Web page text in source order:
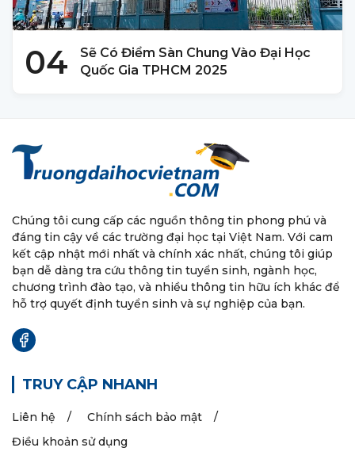
04
Sẽ Có Điểm Sàn Chung Vào Đại Học
Quốc Gia TPHCM 2025
Chúng tôi cung cấp các nguồn thông tin phong phú và
đáng tin cậy về các trường đại học tại Việt Nam. Với cam
kết cập nhật mới nhất và chính xác nhất, chúng tôi giúp
bạn dễ dàng tra cứu thông tin tuyển sinh, ngành học,
chương trình đào tạo, và nhiều thông tin hữu ích khác để
hỗ trợ quyết định tuyển sinh và sự nghiệp của bạn.
TRUY CẬP NHANH
Liên hệ
Chính sách bảo mật
Điều khoản sử dụng